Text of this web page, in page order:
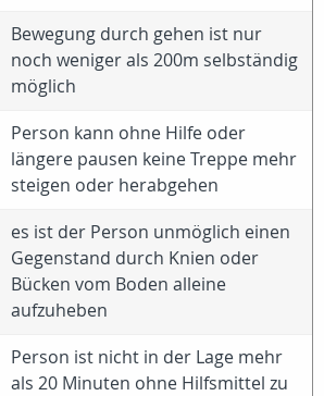
Bewegung durch gehen ist nur
noch weniger als 200m selbständig
möglich
Person kann ohne Hilfe oder
längere pausen keine Treppe mehr
steigen oder herabgehen
es ist der Person unmöglich einen
Gegenstand durch Knien oder
Bücken vom Boden alleine
aufzuheben
Person ist nicht in der Lage mehr
als 20 Minuten ohne Hilfsmittel zu